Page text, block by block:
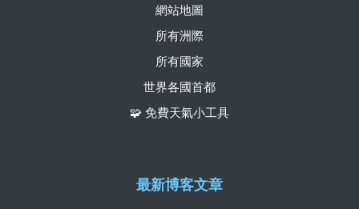
網站地圖
所有洲際
所有國家
世界各國首都
🧩 免費天氣小工具
最新博客文章